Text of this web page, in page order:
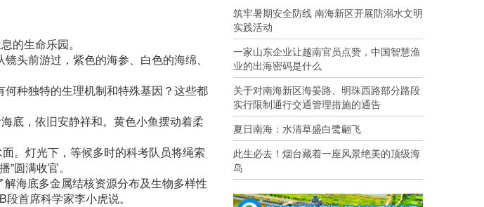
的生命乐园。
前游过，紫色的海参、白色的海绵、
种独特的生理机制和特殊基因？这些都
底，依旧安静祥和。黄色小鱼摆动着柔
。灯光下，等候多时的科考队员将绳索
圆满收官。
海底多金属结核资源分布及生物多样性
首席科学家李小虎说。
筑牢暑期安全防线 南海新区开展防溺水文明
实践活动
一家山东企业让越南官员点赞，中国智慧渔
业的出海密码是什么
关于对南海新区海晏路、明珠西路部分路段
实行限制通行交通管理措施的通告
夏日南海：水清草盛白鹭翩飞
此生必去！烟台藏着一座风景绝美的顶级海
岛